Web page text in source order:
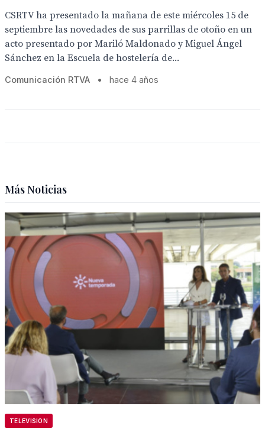
CSRTV ha presentado la mañana de este miércoles 15 de
septiembre las novedades de sus parrillas de otoño en un
acto presentado por Mariló Maldonado y Miguel Ángel
Sánchez en la Escuela de hostelería de...
Comunicación RTVA • hace 4 años
Más Noticias
TELEVISION